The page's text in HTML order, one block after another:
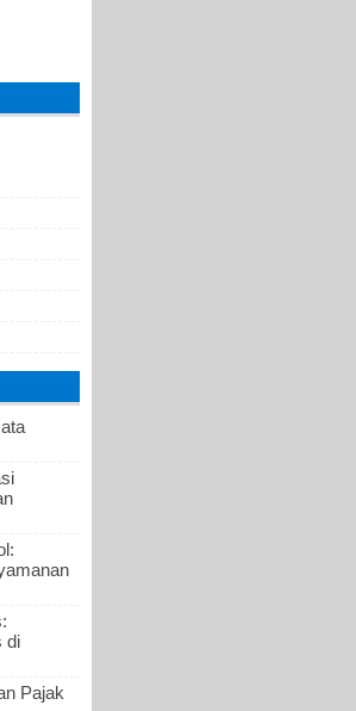
di
Pajak